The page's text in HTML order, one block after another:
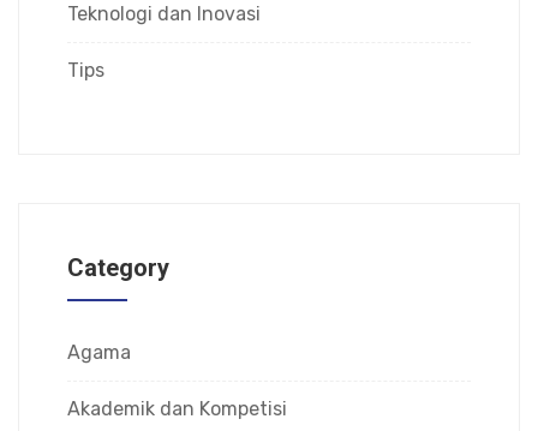
Teknologi dan Inovasi
Tips
Category
Agama
Akademik dan Kompetisi